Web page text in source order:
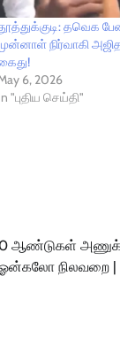
தவெக
நிர்வாகி
6, 2026
"புதிய செய்தி"
ஆண்டுகள்
நிலவறை |